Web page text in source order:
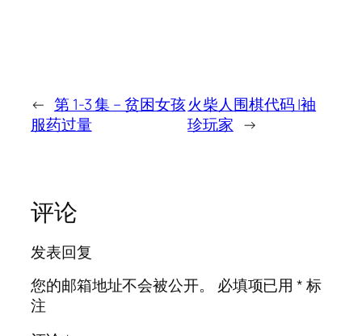
← 第 1-3 集 – 贫困女孩
服药过量
火柴人围棋代码 |袖
珍玩家 →
评论
发表回复
您的邮箱地址不会被公开。
必填项已用*标
注